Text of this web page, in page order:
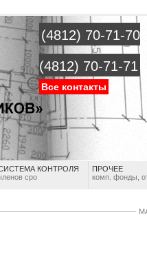
(4812) 70-71-70
(4812) 70-71-71
Все контакты
КОНТРОЛЯ
сро
ПРОЧЕЕ
комп. фонды,